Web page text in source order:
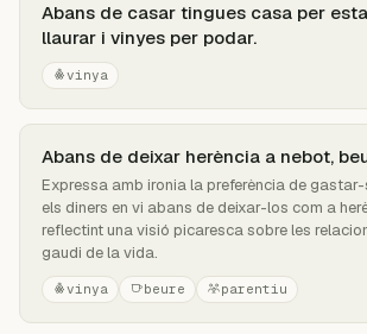
Abans de casar tingues casa per
llaurar i vinyes per podar.
vinya
Abans de deixar herència a nebot,
Expressa amb ironia la preferència de
els diners en vi abans de deixar-los com a
reflectint una visió picaresca sobre les
gaudi de la vida.
vinya beure parentiu